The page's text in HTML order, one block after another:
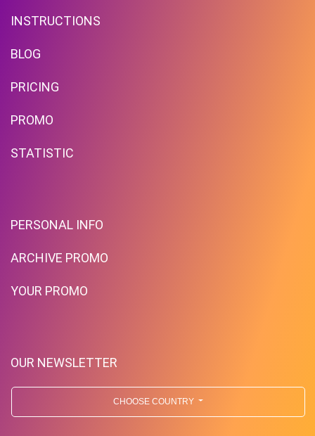
INSTRUCTIONS
BLOG
PRICING
PROMO
STATISTIC
PERSONAL INFO
ARCHIVE PROMO
YOUR PROMO
OUR NEWSLETTER
CHOOSE COUNTRY